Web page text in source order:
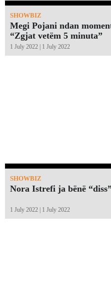
SHOWBIZ
Megi Pojani ndan
“Zgjat vetëm 5 minuta”￼
1 July 2022 | 1 July 2022
SHOWBIZ
Nora Istrefi ja bënë
1 July 2022 | 1 July 2022